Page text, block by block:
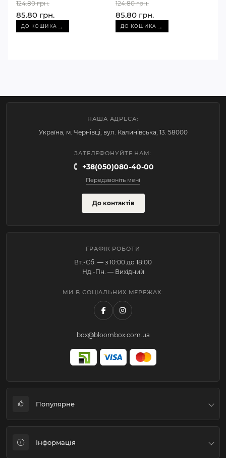
124.80 грн.
85.80 грн.
ДО КОШИКА →
124.80 грн.
85.80 грн.
ДО КОШИКА →
НАША АДРЕСА:
Україна, м. Чернівці, вул. Калинівська, 13. 58000
ЗАТЕЛЕФОНУЙТЕ НАМ:
+38(050)080-40-00
Передзвоніть мені
До контактів
ГРАФІК РОБОТИ
Вт.-Cб. — з 10:00 до 18:00
Нд.-Пн. — Вихідний
МИ В СОЦІАЛЬНИХ МЕРЕЖАХ:
box@bloombox.com.ua
Популярне
Інформація